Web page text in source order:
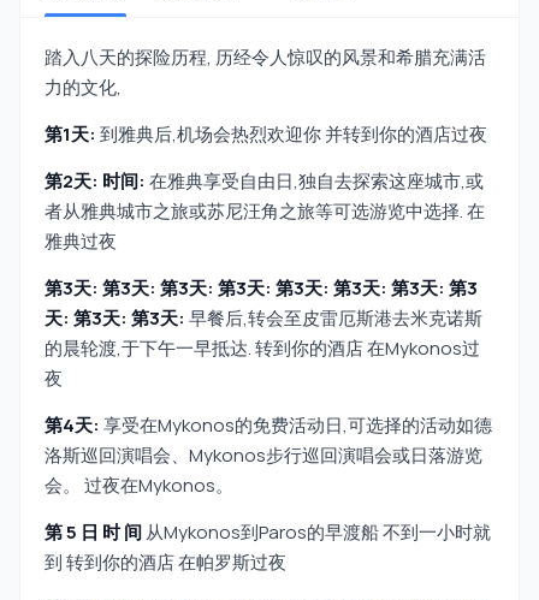
踏入八天的探险历程, 历经令人惊叹的风景和希腊充满活
力的文化,
第1天: 到雅典后,机场会热烈欢迎你 并转到你的酒店过夜
第2天: 时间: 在雅典享受自由日,独自去探索这座城市,或
者从雅典城市之旅或苏尼汪角之旅等可选游览中选择. 在
雅典过夜
第3天: 第3天: 第3天: 第3天: 第3天: 第3天: 第3天: 第3
天: 第3天: 第3天: 早餐后,转会至皮雷厄斯港去米克诺斯
的晨轮渡,于下午一早抵达. 转到你的酒店 在Mykonos过
夜
第4天: 享受在Mykonos的免费活动日,可选择的活动如德
洛斯巡回演唱会、Mykonos步行巡回演唱会或日落游览
会。 过夜在Mykonos。
第 5 日 时 间从Mykonos到Paros的早渡船 不到一小时就
到 转到你的酒店 在帕罗斯过夜